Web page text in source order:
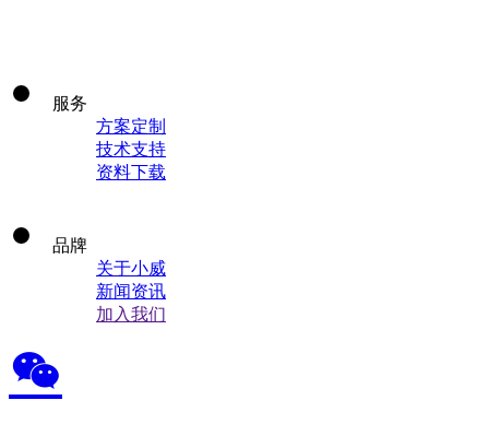
服务
方案定制
技术支持
资料下载
品牌
关于小威
新闻资讯
加入我们